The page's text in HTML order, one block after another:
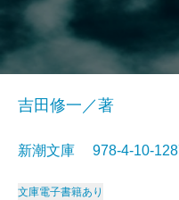
吉田修一／著
新潮文庫 978-4-10-
文庫電子書籍あり